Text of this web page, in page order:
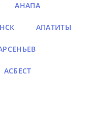
АНАПА
АПАТИТЫ
АСБЕСТ